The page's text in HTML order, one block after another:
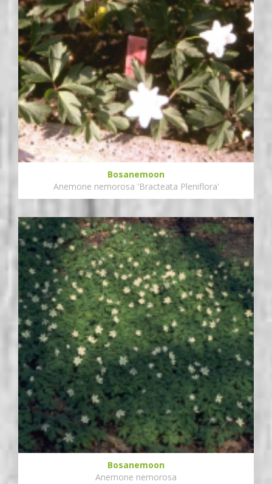
Bosanemoon
Anemone nemorosa 'Bracteata Pleniflora'
Bosanemoon
Anemone nemorosa